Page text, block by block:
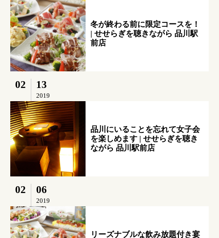
冬が終わる前に限定コースを！
| せせらぎを聴きながら 品川駅
前店
02 13
2019
品川にいることを忘れて女子会
を楽しめます | せせらぎを聴き
ながら 品川駅前店
02 06
2019
リーズナブルな飲み放題付き宴